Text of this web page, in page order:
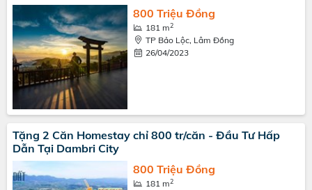
800 Triệu Đồng
181 m2
TP Bảo Lộc, Lâm Đồng
26/04/2023
Tặng 2 Căn Homestay chỉ 800 tr/căn - Đầu Tư Hấp
Dẫn Tại Dambri City
800 Triệu Đồng
181 m2